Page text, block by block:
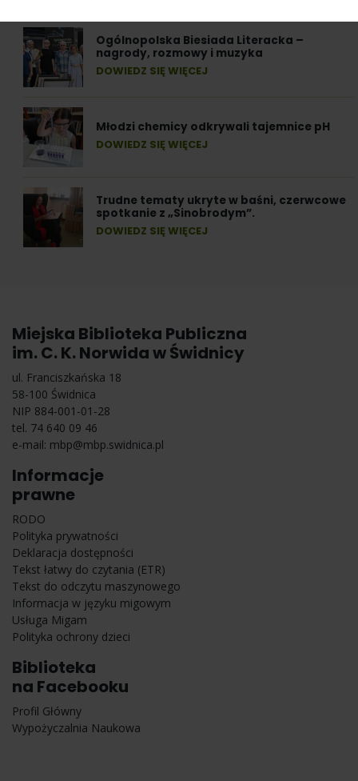
Ogólnopolska Biesiada Literacka –
nagrody, rozmowy i muzyka
DOWIEDZ SIĘ WIĘCEJ
Młodzi chemicy odkrywali tajemnice pH
DOWIEDZ SIĘ WIĘCEJ
Trudne tematy ukryte w baśni, czerwcowe
spotkanie z „Sinobrodym”.
DOWIEDZ SIĘ WIĘCEJ
Miejska Biblioteka Publiczna
im. C. K. Norwida w Świdnicy
ul. Franciszkańska 18
58-100 Świdnica
NIP 884-001-01-28
tel. 74 640 09 46
e-mail: mbp@mbp.swidnica.pl
Informacje
prawne
RODO
Polityka prywatności
Deklaracja dostępności
Tekst łatwy do czytania (ETR)
Tekst do odczytu maszynowego
Informacja w języku migowym
Usługa Migam
Polityka ochrony dzieci
Biblioteka
na Facebooku
Profil Główny
Wypożyczalnia Naukowa